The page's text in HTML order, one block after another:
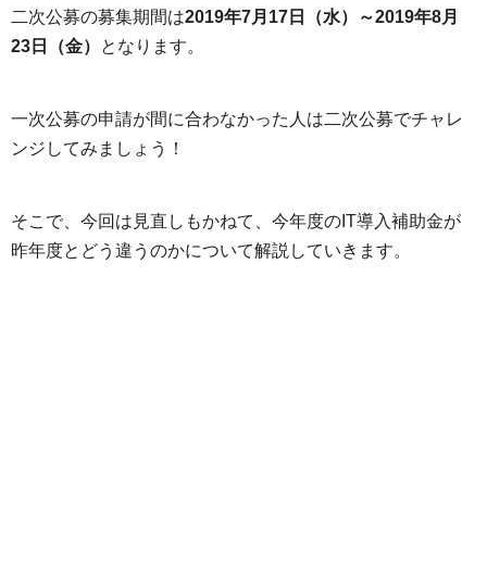
二次公募の募集期間は2019年7月17日（水）～2019年8月
23日（金）
となります。
一次公募の申請が間に合わなかった人は二次公募でチャレ
ンジしてみましょう！
そこで、今回は見直しもかねて、今年度のIT導入補助金が
昨年度とどう違うのかについて解説していきます。